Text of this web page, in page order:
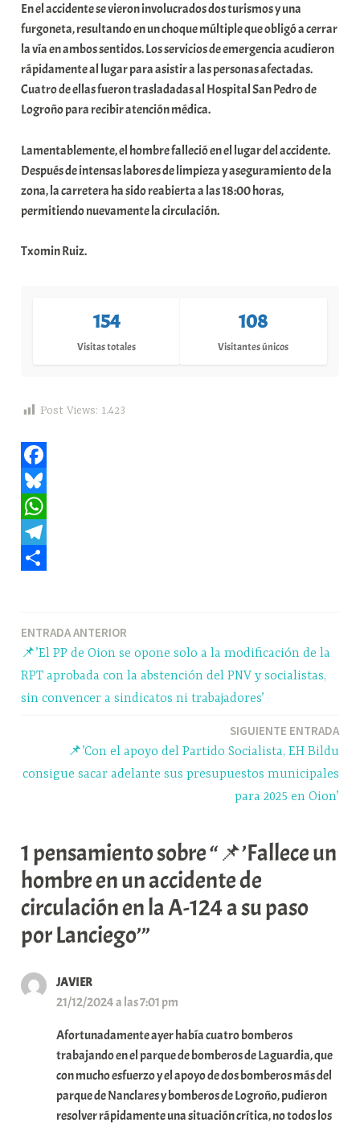
i
o
x
a
K
o
u
n
i
t
t
En el accidente se vieron involucrados dos turismos y una
furgoneta, resultando en un choque múltiple que obligó a cerrar
la vía en ambos sentidos. Los servicios de emergencia acudieron
rápidamente al lugar para asistir a las personas afectadas.
Cuatro de ellas fueron trasladadas al Hospital San Pedro de
Logroño para recibir atención médica.
Lamentablemente, el hombre falleció en el lugar del accidente.
Después de intensas labores de limpieza y aseguramiento de la
zona, la carretera ha sido reabierta a las 18:00 horas,
permitiendo nuevamente la circulación.
Txomin Ruiz.
154
Visitas totales
108
Visitantes únicos
Post Views: 1.423
F
a
c
e
o
k
B
u
k
y
W
h
s
A
T
e
g
m
p
Navegación
de
entradas
ENTRADA ANTERIOR
📌’El PP de Oion se opone solo a la modificación de la
RPT aprobada con la abstención del PNV y socialistas,
sin convencer a sindicatos ni trabajadores’
SIGUIENTE ENTRADA
📌’Con el apoyo del Partido Socialista, EH Bildu
consigue sacar adelante sus presupuestos municipales
para 2025 en Oion’
1 pensamiento sobre “📌’Fallece un
hombre en un accidente de
circulación en la A-124 a su paso
por Lanciego’”
JAVIER
21/12/2024 a las 7:01 pm
Afortunadamente ayer había cuatro bomberos
trabajando en el parque de bomberos de Laguardia, que
con mucho esfuerzo y el apoyo de dos bomberos más del
parque de Nanclares y bomberos de Logroño, pudieron
resolver rápidamente una situación crítica, no todos los